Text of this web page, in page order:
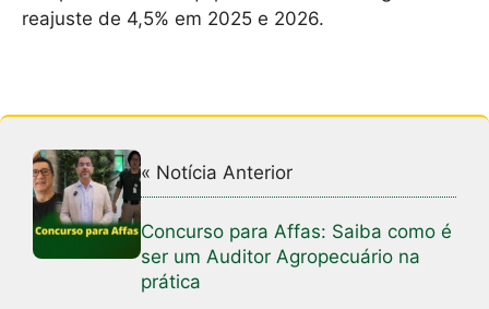
reajuste de 4,5% em 2025 e 2026.
« Notícia Anterior
Concurso para Affas: Saiba como é
ser um Auditor Agropecuário na
prática